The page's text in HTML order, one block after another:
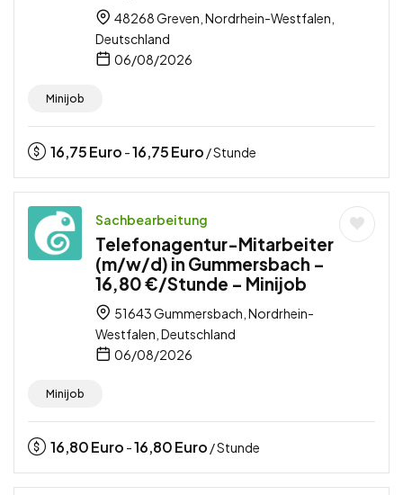
48268 Greven, Nordrhein-Westfalen,
Deutschland
06/08/2026
Minijob
16,75Euro -16,75Euro / Stunde
Sachbearbeitung
Telefonagentur-Mitarbeiter
(m/w/d) in Gummersbach –
16,80 €/Stunde – Minijob
51643 Gummersbach, Nordrhein-
Westfalen, Deutschland
06/08/2026
Minijob
16,80Euro -16,80Euro / Stunde